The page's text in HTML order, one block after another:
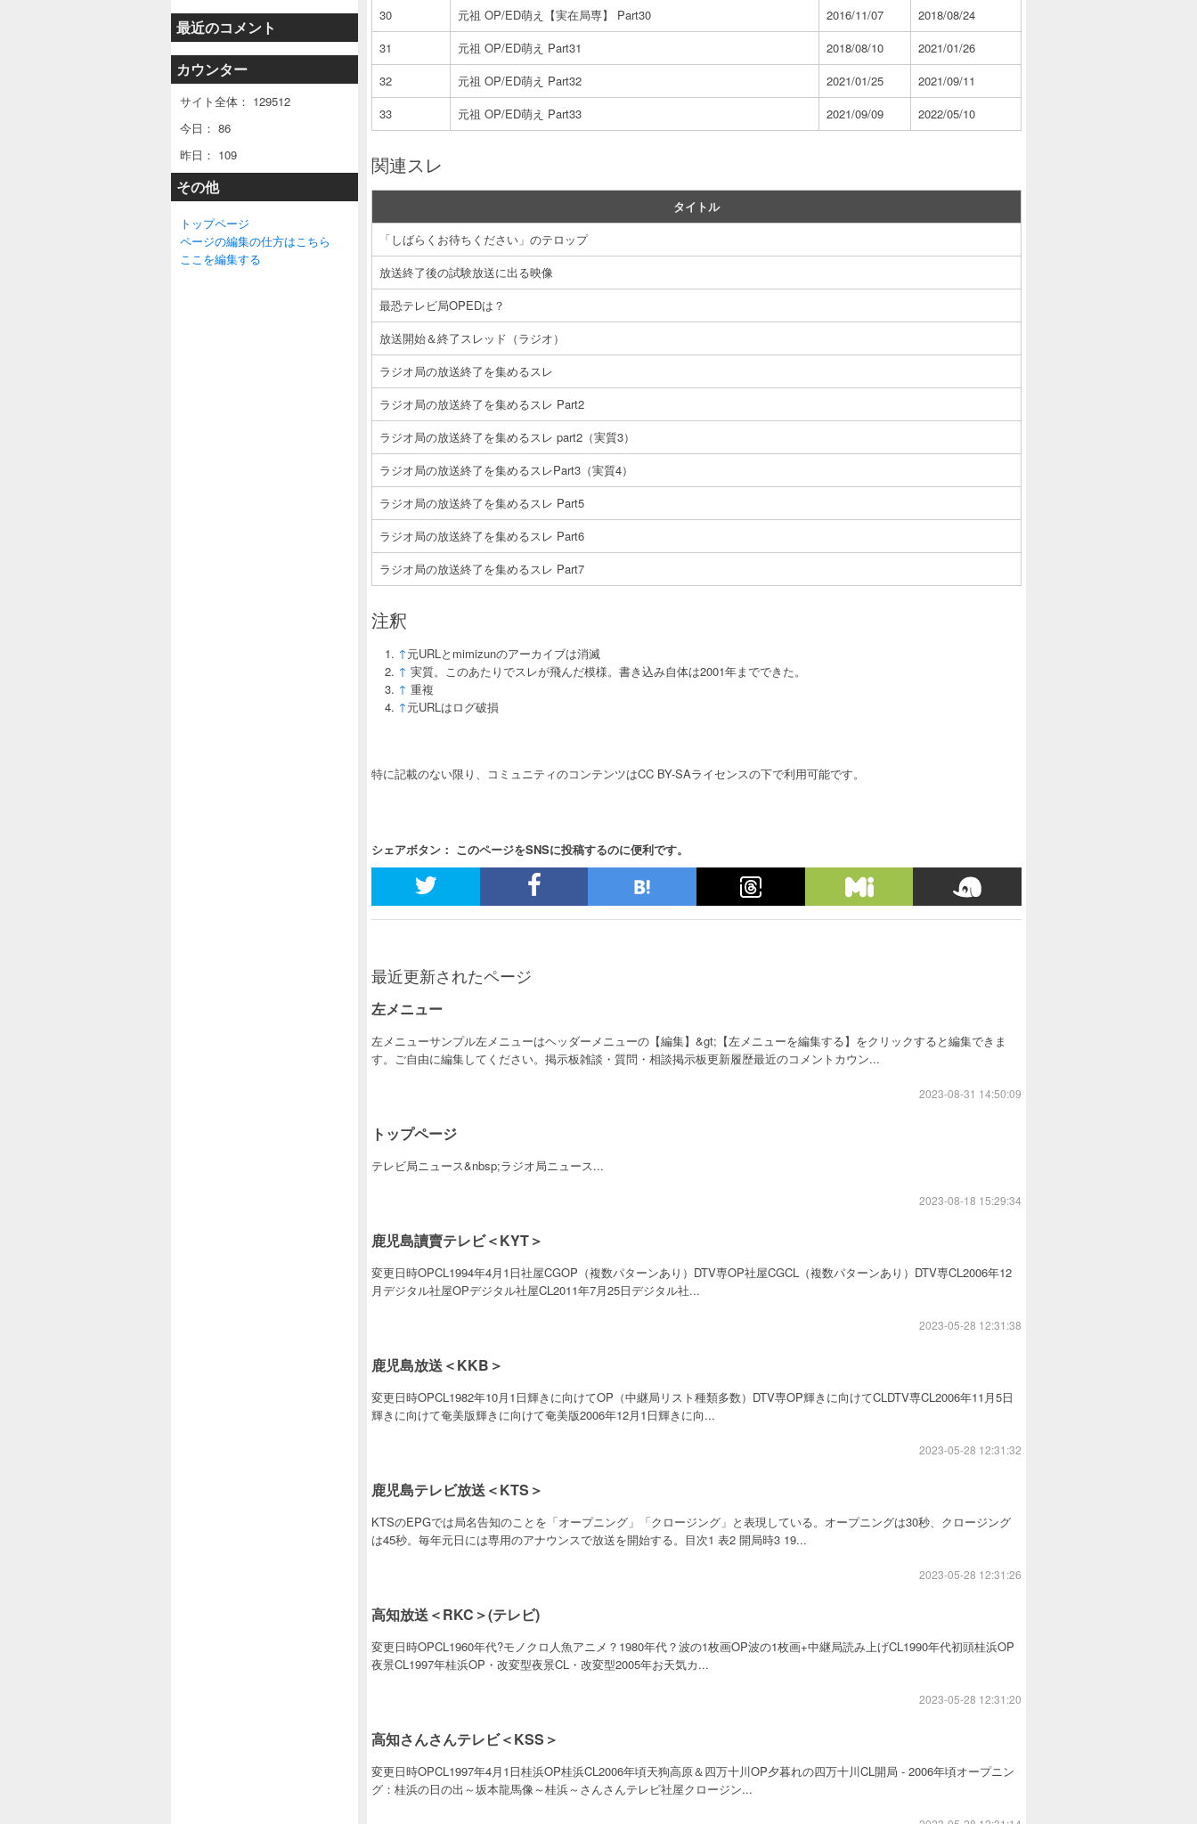
最近のコメント
カウンター
サイト全体： 129512
今日： 86
昨日： 109
その他
トップページ
ページの編集の仕方はこちら
ここを編集する
30
元祖 OP/ED萌え【実在局専】 Part30 2016/11/07
2018/08/24
31
元祖 OP/ED萌え Part31 2018/08/10
2021/01/26
32
元祖 OP/ED萌え Part32 2021/01/25
2021/09/11
33
元祖 OP/ED萌え Part33 2021/09/09 2022/05/10
関連スレ
タイトル
「しばらくお待ちください」のテロップ
放送終了後の試験放送に出る映像
最恐テレビ局OPEDは？
放送開始＆終了スレッド（ラジオ）
ラジオ局の放送終了を集めるスレ
ラジオ局の放送終了を集めるスレ Part2
ラジオ局の放送終了を集めるスレ part2（実質3）
ラジオ局の放送終了を集めるスレPart3（実質4）
ラジオ局の放送終了を集めるスレ Part5
ラジオ局の放送終了を集めるスレ Part6
ラジオ局の放送終了を集めるスレ Part7
注釈
↑元URLとmimizunのアーカイブは消滅
↑ 実質。このあたりでスレが飛んだ模様。書き込み自体は2001年までできた。
↑ 重複
↑元URLはログ破損
特に記載のない限り、コミュニティのコンテンツはCC BY-SAライセンスの下で利用可能です。
シェアボタン： このページをSNSに投稿するのに便利です。
最近更新されたページ
左メニュー
左メニューサンプル左メニューはヘッダーメニューの【編集】&gt;【左メニューを編集する】をクリックすると編集できま
す。ご自由に編集してください。掲示板雑談・質問・相談掲示板更新履歴最近のコメントカウン...
2023-08-31 14:50:09
トップページ
テレビ局ニュース&nbsp;ラジオ局ニュース...
2023-08-18 15:29:34
鹿児島讀賣テレビ＜KYT＞
変更日時OPCL1994年4月1日社屋CGOP（複数パターンあり）DTV専OP社屋CGCL（複数パターンあり）DTV専CL2006年12
月デジタル社屋OPデジタル社屋CL2011年7月25日デジタル社...
2023-05-28 12:31:38
鹿児島放送＜KKB＞
変更日時OPCL1982年10月1日輝きに向けてOP（中継局リスト種類多数）DTV専OP輝きに向けてCLDTV専CL2006年11月5日
輝きに向けて奄美版輝きに向けて奄美版2006年12月1日輝きに向...
2023-05-28 12:31:32
鹿児島テレビ放送＜KTS＞
KTSのEPGでは局名告知のことを「オープニング」「クロージング」と表現している。オープニングは30秒、クロージング
は45秒。毎年元日には専用のアナウンスで放送を開始する。目次1 表2 開局時3 19...
2023-05-28 12:31:26
高知放送＜RKC＞(テレビ)
変更日時OPCL1960年代?モノクロ人魚アニメ？1980年代？波の1枚画OP波の1枚画+中継局読み上げCL1990年代初頭桂浜OP
夜景CL1997年桂浜OP・改変型夜景CL・改変型2005年お天気カ...
2023-05-28 12:31:20
高知さんさんテレビ＜KSS＞
変更日時OPCL1997年4月1日桂浜OP桂浜CL2006年頃天狗高原＆四万十川OP夕暮れの四万十川CL開局 - 2006年頃オープニン
グ：桂浜の日の出～坂本龍馬像～桂浜～さんさんテレビ社屋クロージン...